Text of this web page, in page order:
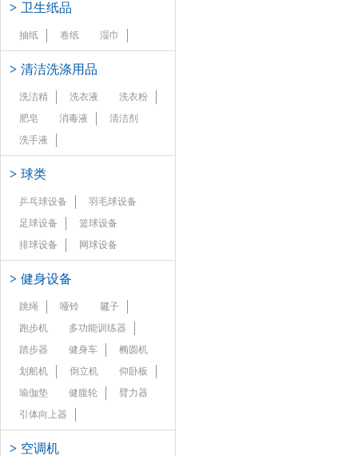
> 卫生纸品
抽纸 卷纸 湿巾
> 清洁洗涤用品
洗洁精 洗衣液
洗衣粉
肥皂
消毒液
清洁剂
洗手液
> 球类
乒乓球设备
羽毛球设备
足球设备
篮球设备
排球设备
网球设备
> 健身设备
跳绳 哑铃
毽子
跑步机
多功能训练器
踏步器
健身车
椭圆机
划船机
倒立机
仰卧板
瑜伽垫
健腹轮
臂力器
引体向上器
> 空调机